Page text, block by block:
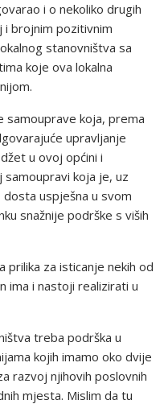
i o nekoliko drugih
i brojnim pozitivnim
stanovništva sa
koje ova lokalna
samouprave koja, prema
upravljanje
u ovoj općini i
koja je, uz
uspješna u svom
snažnije podrške s viših
prilika za isticanje nekih od
ima i nastoji realizirati u
treba podrška u
kojih imamo oko dvije
razvoj njihovih poslovnih
mjesta. Mislim da tu